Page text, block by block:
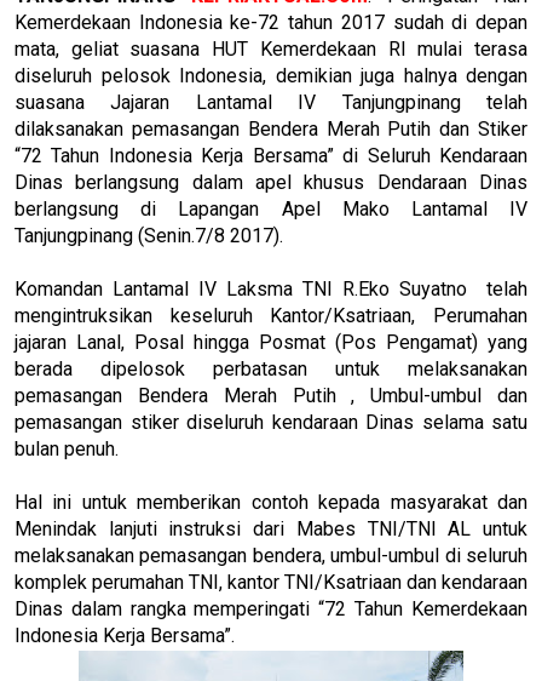
Kemerdekaan Indonesia ke-72 tahun 2017 sudah di depan
mata, geliat suasana HUT Kemerdekaan RI mulai terasa
diseluruh pelosok Indonesia, demikian juga halnya dengan
suasana Jajaran Lantamal IV Tanjungpinang telah
dilaksanakan pemasangan Bendera Merah Putih dan Stiker
“72 Tahun Indonesia Kerja Bersama” di Seluruh Kendaraan
Dinas berlangsung dalam apel khusus Dendaraan Dinas
berlangsung di Lapangan Apel Mako Lantamal IV
Tanjungpinang (Senin.7/8 2017).
Komandan Lantamal IV Laksma TNI R.Eko Suyatno telah
mengintruksikan keseluruh Kantor/Ksatriaan, Perumahan
jajaran Lanal, Posal hingga Posmat (Pos Pengamat) yang
berada dipelosok perbatasan untuk melaksanakan
pemasangan Bendera Merah Putih , Umbul-umbul dan
pemasangan stiker diseluruh kendaraan Dinas selama satu
bulan penuh.
Hal ini untuk memberikan contoh kepada masyarakat dan
Menindak lanjuti instruksi dari Mabes TNI/TNI AL untuk
melaksanakan pemasangan bendera, umbul-umbul di seluruh
komplek perumahan TNI, kantor TNI/Ksatriaan dan kendaraan
Dinas dalam rangka memperingati “72 Tahun Kemerdekaan
Indonesia Kerja Bersama”.